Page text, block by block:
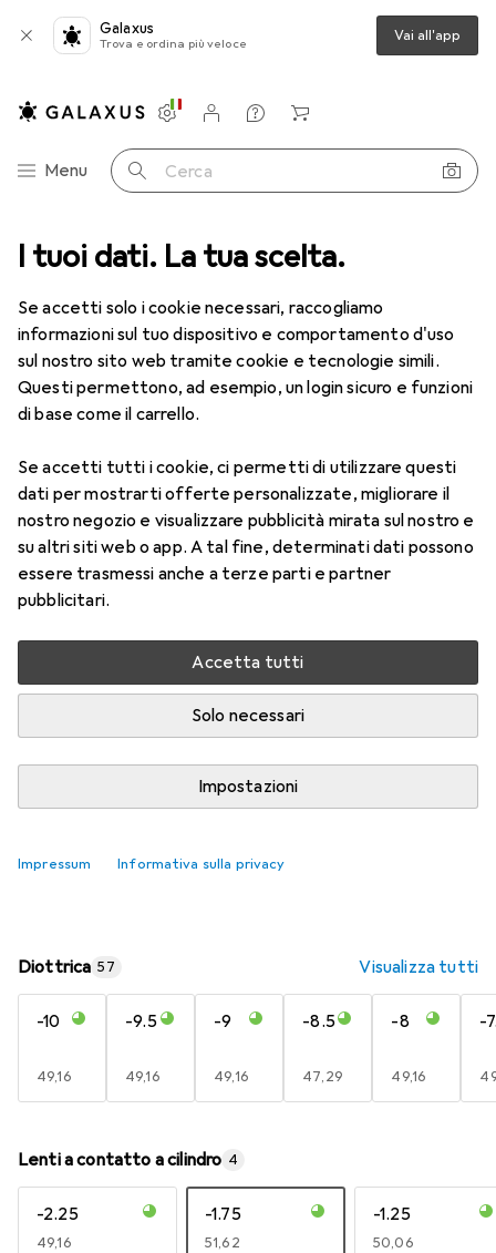
I tuoi dati. La tua scelta.
Se accetti solo i cookie necessari, raccogliamo
informazioni sul tuo dispositivo e comportamento d'uso
sul nostro sito web tramite cookie e tecnologie simili.
Questi permettono, ad esempio, un login sicuro e funzioni
di base come il carrello.
Se accetti tutti i cookie, ci permetti di utilizzare questi
dati per mostrarti offerte personalizzate, migliorare il
nostro negozio e visualizzare pubblicità mirata sul nostro e
su altri siti web o app. A tal fine, determinati dati possono
essere trasmessi anche a terze parti e partner
pubblicitari.
Accetta tutti
Solo necessari
Impostazioni
Impressum Informativa sulla privacy
Galaxus
Trova e ordina più veloce Vai all'app
Categoria Navigazione
Menu Cerca
Impostazioni
Conto cliente
Liste di confronto
Liste dei desideri
Carrello
Lenti a contatto Air Optix più HydraGlyde per l'astigmatismo
1 Immagine
Air Optix più HydraGlyde per
-3, Obiettivo mensile, 6 pz., Torico
Prezzo in EUR IVA incl.
EUR
51,62 EUR
8,60/1pz.
Consegna tra lun, 17/8 e mer, 19/8
Più di 10 pezzi in stock presso il fornitore
Aggiungi al carrello
Diottrica 57 Visualizza tutti
-10
EUR
49,16
-9.5
EUR
49,16
-9
EUR
49,16
-8.5
EUR
47,29
-8
EUR
49,16
-
Lenti a contatto a cilindro 4
-2.25
EUR
49,16
-1.75
EUR
51,62
-1.25
EUR
50,06